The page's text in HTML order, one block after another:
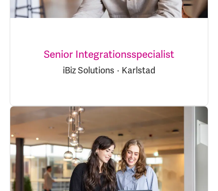
Senior Integrationsspecialist
iBiz Solutions · Karlstad